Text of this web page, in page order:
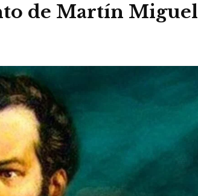
de Martín Miguel